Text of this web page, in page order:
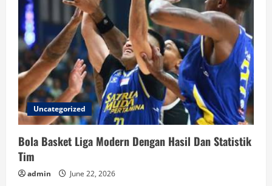
Uncategorized
Bola Basket Liga Modern Dengan Hasil Dan Statistik
Tim
admin June 22, 2026